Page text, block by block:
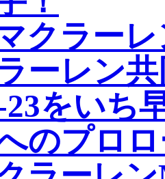
マクラー
ラーレン
23をいち
のプロ